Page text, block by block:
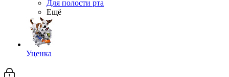
Для полости рта
Ещё
Уценка